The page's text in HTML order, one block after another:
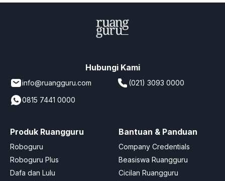
Hubungi Kami
info@ruangguru.com
(021) 3093 0000
0815 7441 0000
Produk Ruangguru
Roboguru
Roboguru Plus
Dafa dan Lulu
Bantuan & Panduan
Company Credentials
Beasiswa Ruangguru
Cicilan Ruangguru